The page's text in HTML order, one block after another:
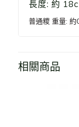
長度: 約
普通糭 重量:
相關商品